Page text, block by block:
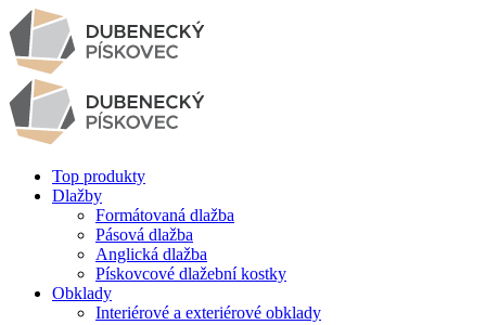
Top produkty
Dlažby
Formátovaná dlažba
Pásová dlažba
Anglická dlažba
Pískovcové dlažební kostky
Obklady
Interiérové a exteriérové obklady